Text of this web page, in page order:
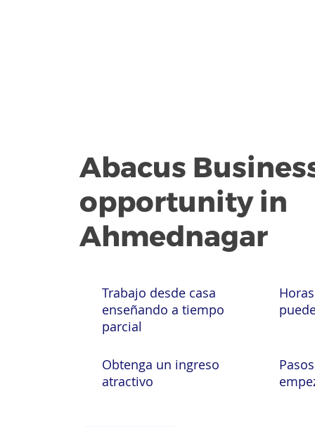
Abacus
opportunity in
Ahmednagar
Trabajo desde casa
enseñando a tiempo
parcial
Obtenga un ingreso
atractivo